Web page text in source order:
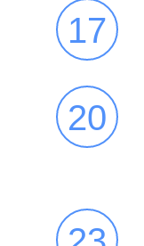
17
20